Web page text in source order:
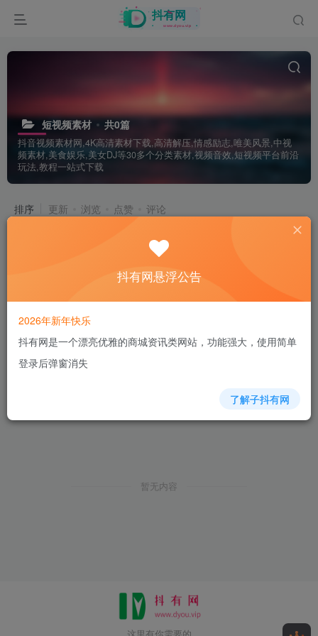
短视频素材 共0篇
抖音视频素材网,4K高清素材下载,高清解压,情感励志,唯美风景,中视
频素材,美食娱乐,美女DJ等30多个分类素材,视频音效,短视频平台前沿
玩法,教程一站式下载
排序 更新 浏览 点赞 评论
暂无内容
抖有网悬浮公告
2026年新年快乐
抖有网是一个漂亮优雅的商城资讯类网站，功能强大，使用简单
登录后弹窗消失
了解子抖有网